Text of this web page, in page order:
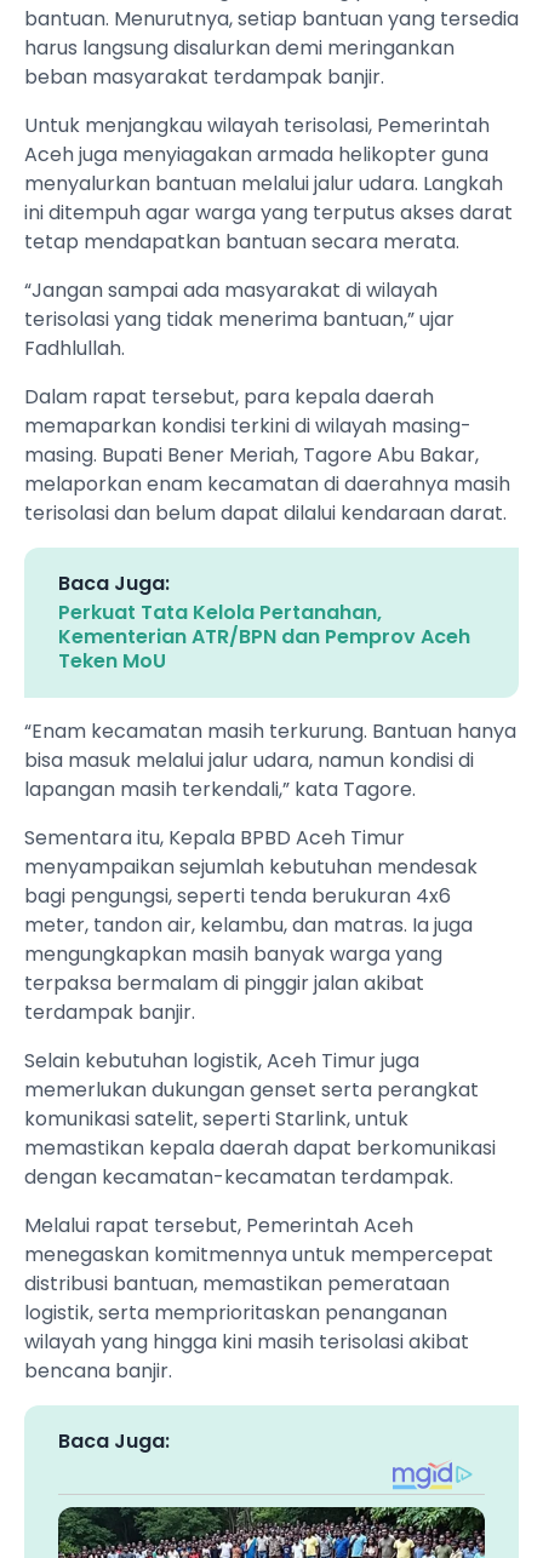
bantuan. Menurutnya, setiap bantuan yang tersedia
harus langsung disalurkan demi meringankan
beban masyarakat terdampak banjir.
Untuk menjangkau wilayah terisolasi, Pemerintah
Aceh juga menyiagakan armada helikopter guna
menyalurkan bantuan melalui jalur udara. Langkah
ini ditempuh agar warga yang terputus akses darat
tetap mendapatkan bantuan secara merata.
“Jangan sampai ada masyarakat di wilayah
terisolasi yang tidak menerima bantuan,” ujar
Fadhlullah.
Dalam rapat tersebut, para kepala daerah
memaparkan kondisi terkini di wilayah masing-
masing. Bupati Bener Meriah, Tagore Abu Bakar,
melaporkan enam kecamatan di daerahnya masih
terisolasi dan belum dapat dilalui kendaraan darat.
Baca Juga:
Perkuat Tata Kelola Pertanahan,
Kementerian ATR/BPN dan Pemprov Aceh
Teken MoU
“Enam kecamatan masih terkurung. Bantuan hanya
bisa masuk melalui jalur udara, namun kondisi di
lapangan masih terkendali,” kata Tagore.
Sementara itu, Kepala BPBD Aceh Timur
menyampaikan sejumlah kebutuhan mendesak
bagi pengungsi, seperti tenda berukuran 4x6
meter, tandon air, kelambu, dan matras. Ia juga
mengungkapkan masih banyak warga yang
terpaksa bermalam di pinggir jalan akibat
terdampak banjir.
Selain kebutuhan logistik, Aceh Timur juga
memerlukan dukungan genset serta perangkat
komunikasi satelit, seperti Starlink, untuk
memastikan kepala daerah dapat berkomunikasi
dengan kecamatan-kecamatan terdampak.
Melalui rapat tersebut, Pemerintah Aceh
menegaskan komitmennya untuk mempercepat
distribusi bantuan, memastikan pemerataan
logistik, serta memprioritaskan penanganan
wilayah yang hingga kini masih terisolasi akibat
bencana banjir.
Baca Juga: